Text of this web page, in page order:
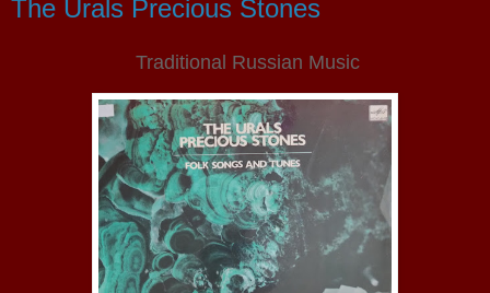
The Urals Precious Stones
Traditional Russian Music